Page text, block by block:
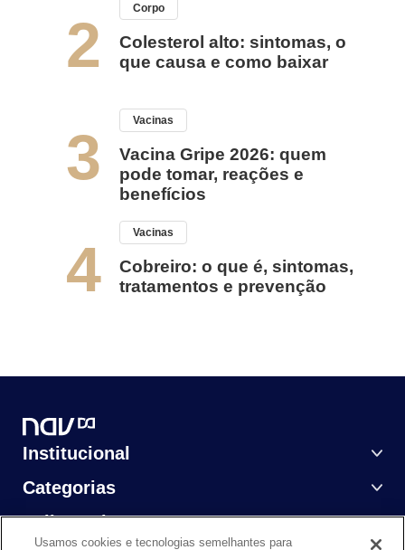
2
Corpo
Colesterol alto: sintomas, o
que causa e como baixar
3
Vacinas
Vacina Gripe 2026: quem
pode tomar, reações e
benefícios
4
Vacinas
Cobreiro: o que é, sintomas,
tratamentos e prevenção
Institucional
Categorias
Saiba Mais
Usamos cookies e tecnologias semelhantes para